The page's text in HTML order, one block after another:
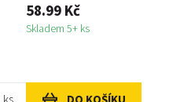
58.99 Kč
Skladem 5+ ks
ks DO KOŠÍKU